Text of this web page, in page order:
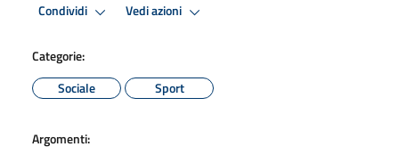
Condividi Vedi azioni
Categorie:
Sociale
Sport
Argomenti: